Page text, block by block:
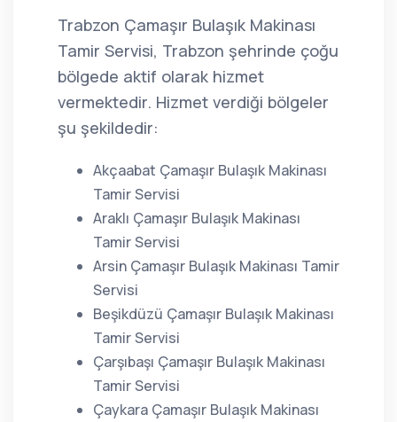
Trabzon Çamaşır Bulaşık Makinası
Tamir Servisi, Trabzon şehrinde çoğu
bölgede aktif olarak hizmet
vermektedir. Hizmet verdiği bölgeler
şu şekildedir:
Akçaabat Çamaşır Bulaşık Makinası
Tamir Servisi
Araklı Çamaşır Bulaşık Makinası
Tamir Servisi
Arsin Çamaşır Bulaşık Makinası Tamir
Servisi
Beşikdüzü Çamaşır Bulaşık Makinası
Tamir Servisi
Çarşıbaşı Çamaşır Bulaşık Makinası
Tamir Servisi
Çaykara Çamaşır Bulaşık Makinası